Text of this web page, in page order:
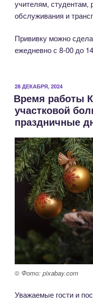
учителям, студентам,
обслуживания и
Прививку можно
ежедневно с 8-00 до
ОПУБЛИКОВАНО
28 ДЕКАБРЯ, 2024
Время работы
участковой
праздничные
© Фото: pixabay.com
Уважаемые гости и